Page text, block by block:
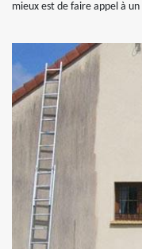
mieux est de faire appel à